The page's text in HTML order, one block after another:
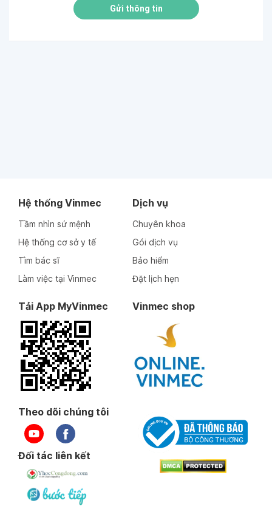
Gửi thông tin
Hệ thống Vinmec
Tầm nhìn sứ mệnh
Hệ thống cơ sở y tế
Tìm bác sĩ
Làm việc tại Vinmec
Dịch vụ
Chuyên khoa
Gói dịch vụ
Bảo hiểm
Đặt lịch hẹn
Tải App MyVinmec Vinmec shop
Theo dõi chúng tôi
Đối tác liên kết